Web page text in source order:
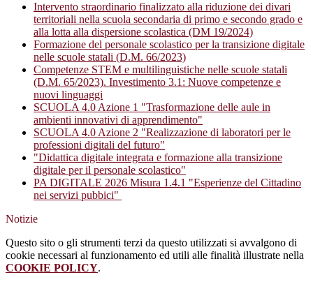
Intervento straordinario finalizzato alla riduzione dei divari
territoriali nella scuola secondaria di primo e secondo grado e
alla lotta alla dispersione scolastica (DM 19/2024)
Formazione del personale scolastico per la transizione digitale
nelle scuole statali (D.M. 66/2023)
Competenze STEM e multilinguistiche nelle scuole statali
(D.M. 65/2023). Investimento 3.1: Nuove competenze e
nuovi linguaggi
SCUOLA 4.0 Azione 1 "Trasformazione delle aule in
ambienti innovativi di apprendimento"
SCUOLA 4.0 Azione 2 "Realizzazione di laboratori per le
professioni digitali del futuro"
"Didattica digitale integrata e formazione alla transizione
digitale per il personale scolastico"
PA DIGITALE 2026 Misura 1.4.1 "Esperienze del Cittadino
nei servizi pubbici"
Notizie
Questo sito o gli strumenti terzi da questo utilizzati si avvalgono di
cookie necessari al funzionamento ed utili alle finalità illustrate nella
COOKIE POLICY.